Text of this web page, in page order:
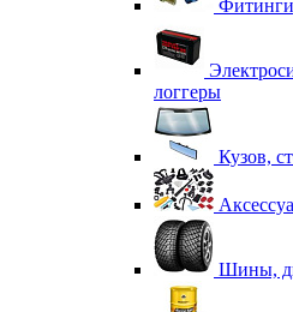
логгеры
Кузов,
Шины,